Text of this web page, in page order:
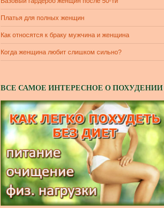
Платья для полных женщин
Как относятся к браку мужчина и женщина
Когда женщина любит слишком сильно?
ВСЕ САМОЕ ИНТЕРЕСНОЕ О ПОХУДЕНИИ